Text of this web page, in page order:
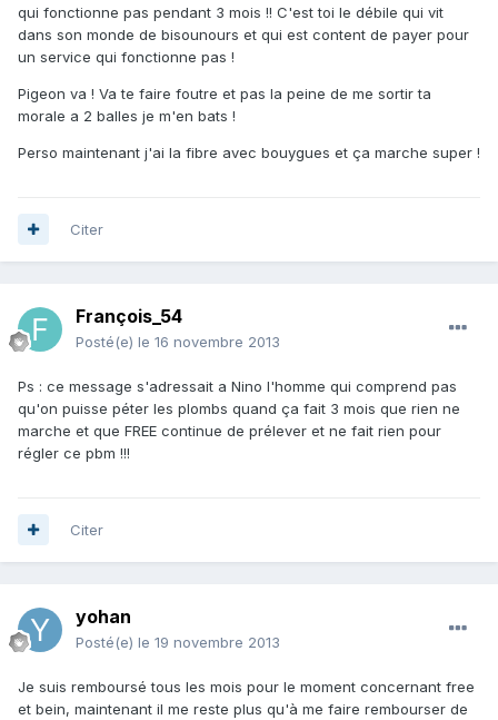
qui fonctionne pas pendant 3 mois !! C'est toi le débile qui vit
dans son monde de bisounours et qui est content de payer pour
un service qui fonctionne pas !
Pigeon va ! Va te faire foutre et pas la peine de me sortir ta
morale a 2 balles je m'en bats !
Perso maintenant j'ai la fibre avec bouygues et ça marche super !
Citer
François_54
Posté(e) le 16 novembre 2013
Ps : ce message s'adressait a Nino l'homme qui comprend pas
qu'on puisse péter les plombs quand ça fait 3 mois que rien ne
marche et que FREE continue de prélever et ne fait rien pour
régler ce pbm !!!
Citer
yohan
Posté(e) le 19 novembre 2013
Je suis remboursé tous les mois pour le moment concernant free
et bein, maintenant il me reste plus qu'à me faire rembourser de